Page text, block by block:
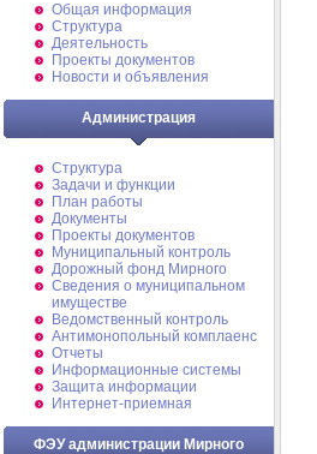
Общая информация
Структура
Деятельность
Проекты документов
Новости и объявления
Администрация
Структура
Задачи и функции
План работы
Документы
Проекты документов
Муниципальный контроль
Дорожный фонд Мирного
Cведения о муниципальном
имуществе
Ведомственный контроль
Антимонопольный комплаенс
Отчеты
Информационные системы
Защита информации
Интернет-приемная
ФЭУ администрации Мирного